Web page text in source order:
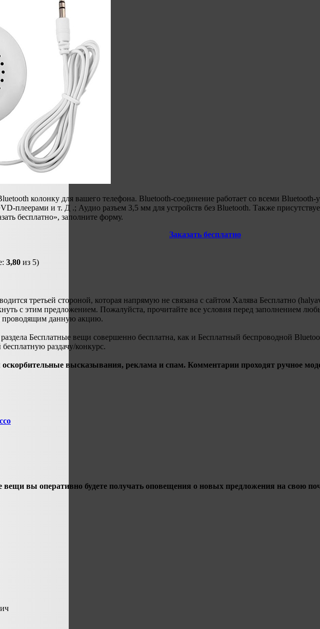
колонку для вашего телефона. Bluetooth-соединение работает со всеми
плеерами и т. Д .; Аудио разъем 3,5 мм для устройств без Bluetooth. Также
бесплатно», заполните форму.
Заказать бесплатно
3,80 из 5)
третьей стороной, которая напрямую не связана с сайтом Халява Бесплатно
с этим предложением. Пожалуйста, прочитайте все условия перед заполнением
проводящим данную акцию.
Бесплатные вещи совершенно бесплатна, как и Бесплатный беспроводной
раздачу/конкурс.
высказывания, реклама и спам. Комментарии проходят ручное
вы оперативно будете получать оповещения о новых предложения на свою